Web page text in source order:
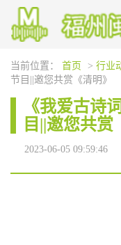
当前位置： 首页 > 行业
节目||邀您共赏《清明》
《我爱古诗
目||邀您共赏
2023-06-05 09:59:46
《我爱古